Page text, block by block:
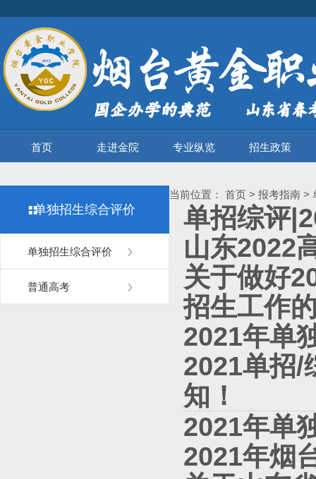
首页 走进金院 专业纵览 招生政策
单独招生综合评价
单独招生综合评价
普通高考
当前位置： 首页 > 报考指南 >
单招综评
山东2022
关于做好
招生工作
2021年单
2021单招/
知！
2021年单
2021年烟